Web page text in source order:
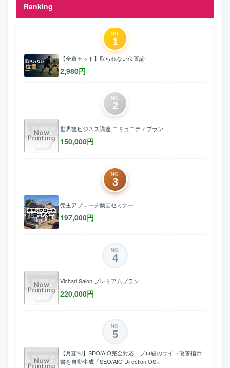
Ranking
NO.
1
【全章セット】取られない位置論
2,980円
NO.
2
世界観ビジネス講座 コミュニティプラン
150,000円
NO.
3
売主アプローチ動画セミナー
197,000円
NO.
4
Vicharl Salon プレミアムプラン
220,000円
NO.
5
【月額制】SEO/AIO完全対応！プロ級のサイト改善指示
書を自動生成『SEO/AIO Direction OS』